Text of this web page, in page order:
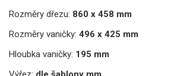
Rozměry dřezu: 860 x 458 mm
Rozměry vaničky: 496 x 425 mm
Hloubka vaničky: 195 mm